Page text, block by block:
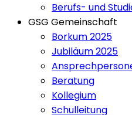
Berufs- und
GSG Gemeinschaft
Borkum 2025
Jubiläum 2025
Beratung
Kollegium
Schulleitung